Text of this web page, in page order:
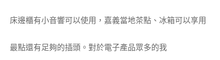
床邊櫃有小音響可以使用，嘉義當地茶點、冰箱可以享用
最點還有足夠的插頭。對於電子產品眾多的我